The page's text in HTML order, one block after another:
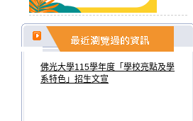
佛光大學115學年度「學校亮點及學
系特色」招生文宣